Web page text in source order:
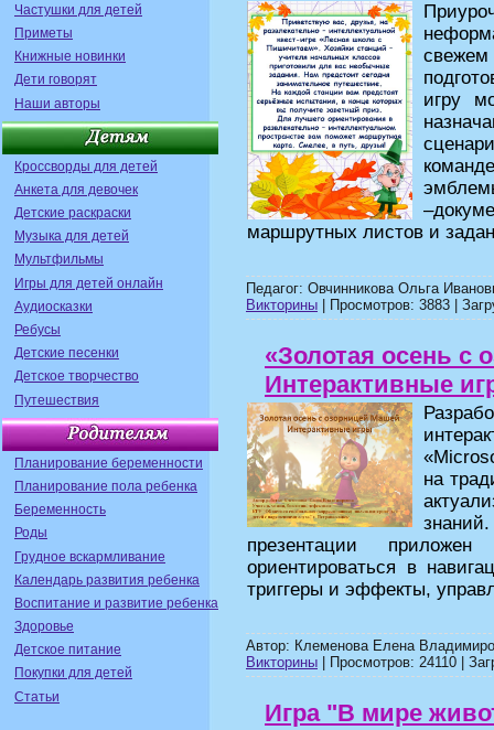
Частушки для детей
Приметы
Книжные новинки
Дети говорят
Наши авторы
Кроссворды для детей
Анкета для девочек
Детские раскраски
Музыка для детей
Мультфильмы
Игры для детей онлайн
Аудиосказки
Ребусы
Детские песенки
Детское творчество
Путешествия
Планирование беременности
Планирование пола ребенка
Беременность
Роды
Грудное вскармливание
Календарь развития ребенка
Воспитание и развитие ребенка
Здоровье
Детское питание
Покупки для детей
Статьи
игру
маршрутных листов и
Педагог: Овчинникова Ольга
Викторины | Просмотров: 3883 |
«Золотая осень с
Интерактивные
на
презентации
ориентироваться в
триггеры и эффекты,
Автор: Клеменова Елена
Викторины | Просмотров: 24110 |
Игра "В мире